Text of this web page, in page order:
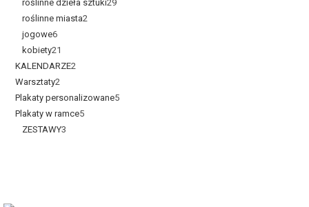
roślinne dzieła sztuki29
roślinne miasta2
jogowe6
kobiety21
KALENDARZE2
Warsztaty2
Plakaty personalizowane5
Plakaty w ramce5
ZESTAWY3